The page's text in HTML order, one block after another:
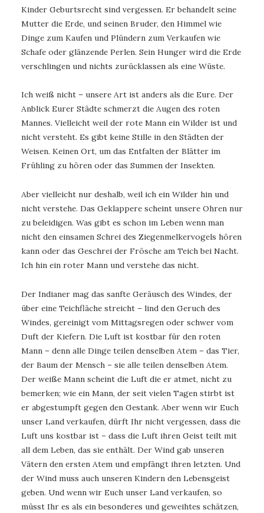
Kinder Geburtsrecht sind vergessen. Er behandelt seine
Mutter die Erde, und seinen Bruder, den Himmel wie
Dinge zum Kaufen und Plündern zum Verkaufen wie
Schafe oder glänzende Perlen. Sein Hunger wird die Erde
verschlingen und nichts zurücklassen als eine Wüste.
Ich weiß nicht – unsere Art ist anders als die Eure. Der
Anblick Eurer Städte schmerzt die Augen des roten
Mannes. Vielleicht weil der rote Mann ein Wilder ist und
nicht versteht. Es gibt keine Stille in den Städten der
Weisen. Keinen Ort, um das Entfalten der Blätter im
Frühling zu hören oder das Summen der Insekten.
Aber vielleicht nur deshalb, weil ich ein Wilder hin und
nicht verstehe. Das Geklappere scheint unsere Ohren nur
zu beleidigen. Was gibt es schon im Leben wenn man
nicht den einsamen Schrei des Ziegenmelkervogels hören
kann oder das Geschrei der Frösche am Teich bei Nacht.
Ich hin ein roter Mann und verstehe das nicht.
Der Indianer mag das sanfte Geräusch des Windes, der
über eine Teichfläche streicht – lind den Geruch des
Windes, gereinigt vom Mittagsregen oder schwer vom
Duft der Kiefern. Die Luft ist kostbar für den roten
Mann – denn alle Dinge teilen denselben Atem – das Tier,
der Baum der Mensch – sie alle teilen denselben Atem.
Der weiße Mann scheint die Luft die er atmet, nicht zu
bemerken; wie ein Mann, der seit vielen Tagen stirbt ist
er abgestumpft gegen den Gestank. Aber wenn wir Euch
unser Land verkaufen, dürft Ihr nicht vergessen, dass die
Luft uns kostbar ist – dass die Luft ihren Geist teilt mit
all dem Leben, das sie enthält. Der Wind gab unseren
Vätern den ersten Atem und empfängt ihren letzten. Und
der Wind muss auch unseren Kindern den Lebensgeist
geben. Und wenn wir Euch unser Land verkaufen, so
müsst Ihr es als ein besonderes und geweihtes schätzen,